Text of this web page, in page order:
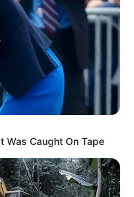
Was Caught On Tape